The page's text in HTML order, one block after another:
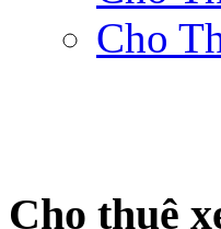
Cho
Cho thuê